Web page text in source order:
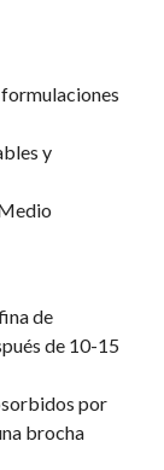
y
de
de 10-15
por
brocha